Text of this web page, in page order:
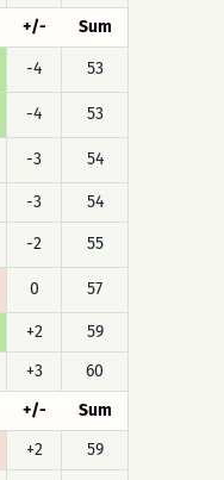
+/- Sum
-4 53
-4 53
-3 54
-3 54
-2 55
0 57
+2
59
+3
60
+/-
Sum
+2 59